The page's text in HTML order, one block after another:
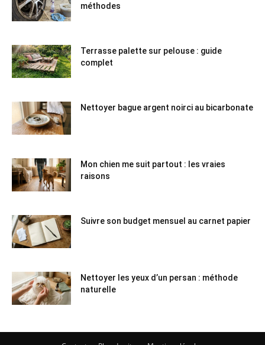
méthodes
Terrasse palette sur pelouse : guide
complet
Nettoyer bague argent noirci au bicarbonate
Mon chien me suit partout : les vraies
raisons
Suivre son budget mensuel au carnet papier
Nettoyer les yeux d’un persan : méthode
naturelle